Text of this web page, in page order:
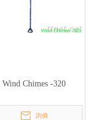
Wind Chimes -320
詢價